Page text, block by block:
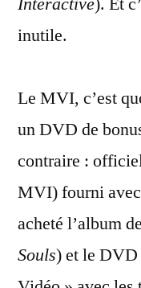
inutile.
Le MVI, c’est
un DVD de
contraire :
MVI) fourni
acheté l’album
Souls) et le